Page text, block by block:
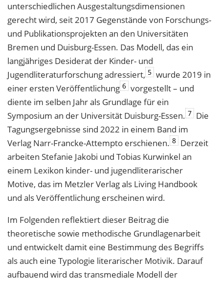
unterschiedlichen Ausgestaltungsdimensionen
gerecht wird, seit 2017 Gegenstände von Forschungs-
und Publikationsprojekten an den Universitäten
Bremen und Duisburg-Essen. Das Modell, das ein
langjähriges Desiderat der Kinder- und
Jugendliteraturforschung adressiert, 5 wurde 2019 in
einer ersten Veröffentlichung 6 vorgestellt – und
diente im selben Jahr als Grundlage für ein
Symposium an der Universität Duisburg-Essen. 7 Die
Tagungsergebnisse sind 2022 in einem Band im
Verlag Narr-Francke-Attempto erschienen. 8 Derzeit
arbeiten Stefanie Jakobi und Tobias Kurwinkel an
einem Lexikon kinder- und jugendliterarischer
Motive, das im Metzler Verlag als Living Handbook
und als Veröffentlichung erscheinen wird.
Im Folgenden reflektiert dieser Beitrag die
theoretische sowie methodische Grundlagenarbeit
und entwickelt damit eine Bestimmung des Begriffs
als auch eine Typologie literarischer Motivik. Darauf
aufbauend wird das transmediale Modell der